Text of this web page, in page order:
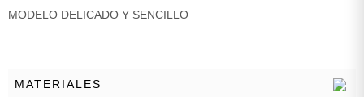
MODELO DELICADO Y SENCILLO
MATERIALES